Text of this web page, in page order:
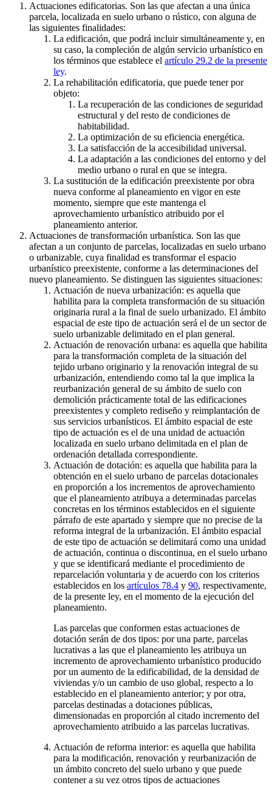
Actuaciones edificatorias. Son las que afectan a una única
parcela, localizada en suelo urbano o rústico, con alguna de
las siguientes finalidades:
La edificación, que podrá incluir simultáneamente y, en
su caso, la compleción de algún servicio urbanístico en
los términos que establece el artículo 29.2 de la presente
ley.
La rehabilitación edificatoria, que puede tener por
objeto:
La recuperación de las condiciones de seguridad
estructural y del resto de condiciones de
habitabilidad.
La optimización de su eficiencia energética.
La satisfacción de la accesibilidad universal.
La adaptación a las condiciones del entorno y del
medio urbano o rural en que se integra.
La sustitución de la edificación preexistente por obra
nueva conforme al planeamiento en vigor en este
momento, siempre que este mantenga el
aprovechamiento urbanístico atribuido por el
planeamiento anterior.
Actuaciones de transformación urbanística. Son las que
afectan a un conjunto de parcelas, localizadas en suelo urbano
o urbanizable, cuya finalidad es transformar el espacio
urbanístico preexistente, conforme a las determinaciones del
nuevo planeamiento. Se distinguen las siguientes situaciones:
Actuación de nueva urbanización: es aquella que
habilita para la completa transformación de su situación
originaria rural a la final de suelo urbanizado. El ámbito
espacial de este tipo de actuación será el de un sector de
suelo urbanizable delimitado en el plan general.
Actuación de renovación urbana: es aquella que habilita
para la transformación completa de la situación del
tejido urbano originario y la renovación integral de su
urbanización, entendiendo como tal la que implica la
reurbanización general de su ámbito de suelo con
demolición prácticamente total de las edificaciones
preexistentes y completo rediseño y reimplantación de
sus servicios urbanísticos. El ámbito espacial de este
tipo de actuación es el de una unidad de actuación
localizada en suelo urbano delimitada en el plan de
ordenación detallada correspondiente.
Actuación de dotación: es aquella que habilita para la
obtención en el suelo urbano de parcelas dotacionales
en proporción a los incrementos de aprovechamiento
que el planeamiento atribuya a determinadas parcelas
concretas en los términos establecidos en el siguiente
párrafo de este apartado y siempre que no precise de la
reforma integral de la urbanización. El ámbito espacial
de este tipo de actuación se delimitará como una unidad
de actuación, continua o discontinua, en el suelo urbano
y que se identificará mediante el procedimiento de
reparcelación voluntaria y de acuerdo con los criterios
establecidos en los artículos 78.4 y 90, respectivamente,
de la presente ley, en el momento de la ejecución del
planeamiento.
Las parcelas que conformen estas actuaciones de
dotación serán de dos tipos: por una parte, parcelas
lucrativas a las que el planeamiento les atribuya un
incremento de aprovechamiento urbanístico producido
por un aumento de la edificabilidad, de la densidad de
viviendas y/o un cambio de uso global, respecto a lo
establecido en el planeamiento anterior; y por otra,
parcelas destinadas a dotaciones públicas,
dimensionadas en proporción al citado incremento del
aprovechamiento atribuido a las parcelas lucrativas.
Actuación de reforma interior: es aquella que habilita
para la modificación, renovación y reurbanización de
un ámbito concreto del suelo urbano y que puede
contener a su vez otros tipos de actuaciones